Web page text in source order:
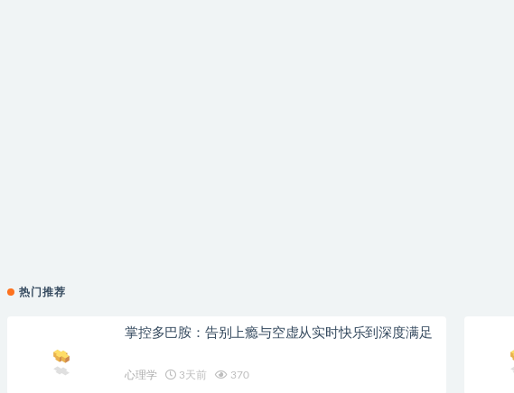
热门推荐
掌控多巴胺：告别上瘾与空虚从实时快乐到深度满足
心理学 3天前 370